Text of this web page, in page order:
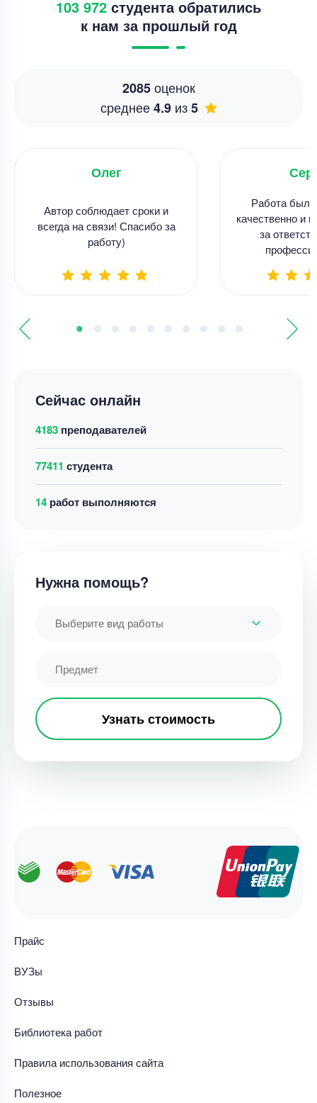
Сейчас онлайн
4183 преподавателей
77411 студента
9работ выполняются
Нужна помощь?
Выберите вид работы
Узнать стоимость
103 972 студента обратились
к нам за прошлый год
2085оценок
среднее4.9 из5
Олег
Автор соблюдает сроки и
всегда на связи! Спасибо за
работу)
Работа
качественно и
за
Прайс
ВУЗы
Отзывы
Библиотека работ
Правила использования сайта
Полезное